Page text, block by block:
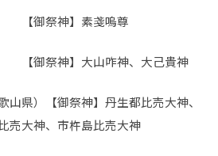
【御祭神】素戔嗚尊
【御祭神】大山咋神、大己貴神
県）【御祭神】丹生都比売大神、
売大神、市杵島比売大神